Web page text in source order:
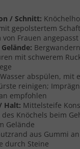
/ Schnitt:
gepolstertem
von Frauen
mit schwerem
abspülen, mit
reinigen;
empfohlen
Halt: Mittelsteife
Knöchels beim
Gelände
aus Gummi
durch Steine